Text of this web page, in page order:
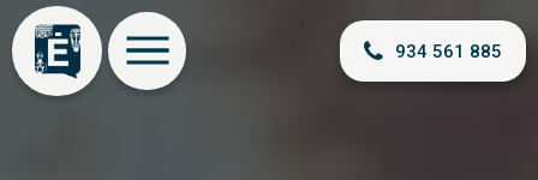
934 561 885